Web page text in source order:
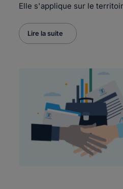
Elle s'applique sur le
Lire la suite